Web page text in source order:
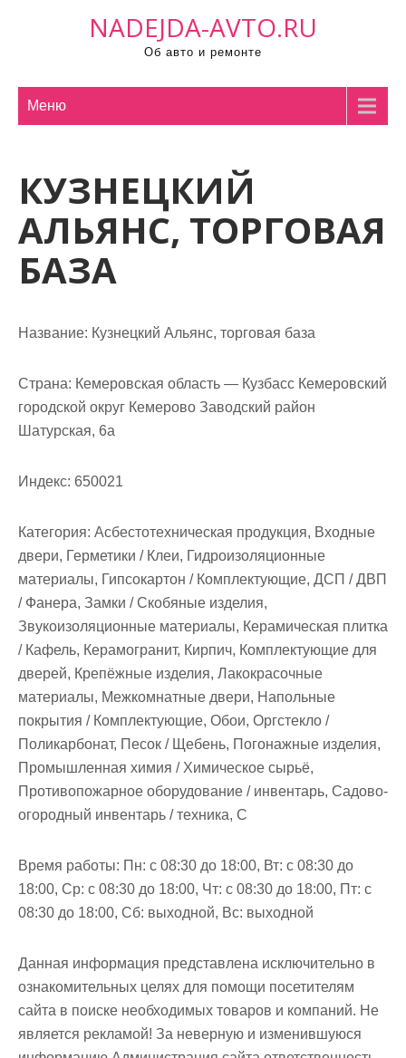
NADEJDA-AVTO.RU
Об авто и ремонте
Меню
КУЗНЕЦКИЙ
АЛЬЯНС, ТОРГОВАЯ
БАЗА
Название: Кузнецкий Альянс, торговая база
Страна: Кемеровская область — Кузбасс Кемеровский
городской округ Кемерово Заводский район
Шатурская, 6а
Индекс: 650021
Категория: Асбестотехническая продукция, Входные
двери, Герметики / Клеи, Гидроизоляционные
материалы, Гипсокартон / Комплектующие, ДСП / ДВП
/ Фанера, Замки / Скобяные изделия,
Звукоизоляционные материалы, Керамическая плитка
/ Кафель, Керамогранит, Кирпич, Комплектующие для
дверей, Крепёжные изделия, Лакокрасочные
материалы, Межкомнатные двери, Напольные
покрытия / Комплектующие, Обои, Оргстекло /
Поликарбонат, Песок / Щебень, Погонажные изделия,
Промышленная химия / Химическое сырьё,
Противопожарное оборудование / инвентарь, Садово-
огородный инвентарь / техника, С
Время работы: Пн: с 08:30 до 18:00, Вт: с 08:30 до
18:00, Ср: с 08:30 до 18:00, Чт: с 08:30 до 18:00, Пт: с
08:30 до 18:00, Сб: выходной, Вс: выходной
Данная информация представлена исключительно в
ознакомительных целях для помощи посетителям
сайта в поиске необходимых товаров и компаний. Не
является рекламой! За неверную и изменившуюся